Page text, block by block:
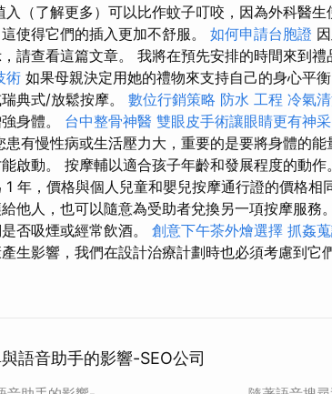
入（了解更多）可以比作蚊子叮咬，因為外科醫
使得它們的插入更加不舒服。 如何申請台胞證
請查看這篇文章。 我將在預先安排的時間來到
術 如果母親決定用她的禮物來支持自己的身心平
典式/放鬆按摩。 數位行銷策略 防水 工程 冷氣
身體。 台中整骨神醫 雙眼皮手術讓眼睛更有神采
患有慢性病或生活壓力大，重要的是要將身體的
啟動。 按摩輔以適合孩子年齡和發展程度的動作
年，價格與個人兒童和嬰兒按摩通行證的價格相
他人，也可以隨意為受助者兌換另一項按摩服務。
否吸煙或經常飲酒。 創意下午茶外燴選擇 抓姦
生影響，我們在設計治療計劃時也必須考慮到它們
語音助手的影響-SEO公司